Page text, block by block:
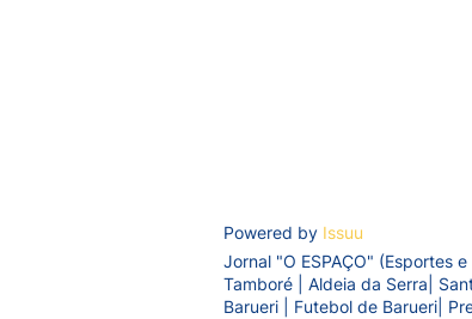
Powered by Issuu
Jornal "O ESPAÇO" (Esportes
Tamboré | Aldeia da Serra|
Barueri | Futebol de Barueri|